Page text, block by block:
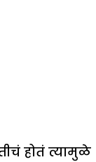
होतं त्यामुळे